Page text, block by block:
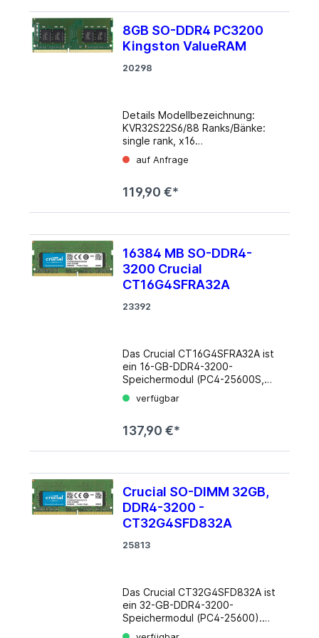
beim Hersteller
8GB SO-DDR4 PC3200
Kingston ValueRAM
20298
Details Modellbezeichnung:
KVR32S22S6/88 Ranks/Bänke:
single rank, x16
Gesamtkapazität: 8 GB Module:
1 Stück Bauform: SO-DIMM Typ:
3200 (PC4-25600S) Timings:
auf Anfrage
119,90 €*
16384 MB SO-DDR4-
3200 Crucial
CT16G4SFRA32A
23392
Das Crucial CT16G4SFRA32A ist
ein 16-GB-DDR4-3200-
Speichermodul (PC4-25600S,
CL22). Das 260-pin-unbuffered-
SO-DIMM benötigt 1,2 Volt
Modellbezeichnung:
DDR4 Standard: DDR4-3200
(PC4-25600S) Timings: CAS
Latency (CL) 22 Anschluss: 260-
1.2 Volt
verfügbar
137,90 €*
Crucial SO-DIMM 32GB,
DDR4-3200 -
CT32G4SFD832A
25813
Das Crucial CT32G4SFD832A ist
ein 32-GB-DDR4-3200-
Speichermodul (PC4-25600).
Das SO-DIMM unterstützt ein